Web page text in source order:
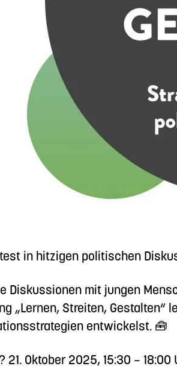
in hitzigen politischen
Diskussionen mit jungen
„Lernen, Streiten,
entwickelst. 🧰
21. Oktober 2025, 15:30 – 18:00